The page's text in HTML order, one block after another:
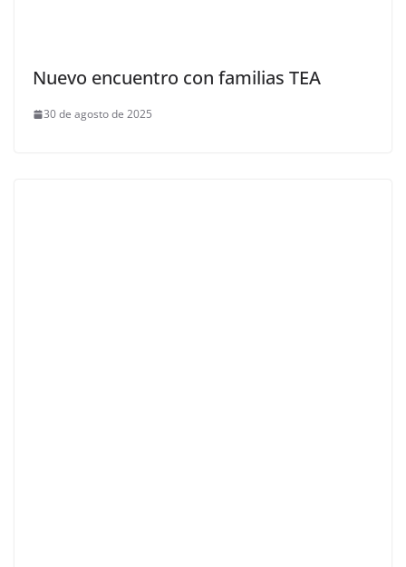
Nuevo encuentro con familias TEA
30 de agosto de 2025